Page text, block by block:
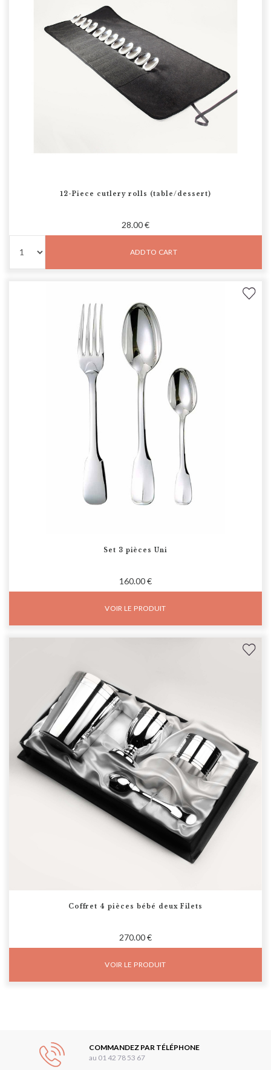
12-Piece cutlery rolls (table/dessert)
28.00 €
ADD TO CART
Set 3 pièces Uni
160.00 €
VOIR LE PRODUIT
Coffret 4 pièces bébé deux Filets
270.00 €
VOIR LE PRODUIT
COMMANDEZ PAR TÉLÉPHONE
au 01 42 78 53 67